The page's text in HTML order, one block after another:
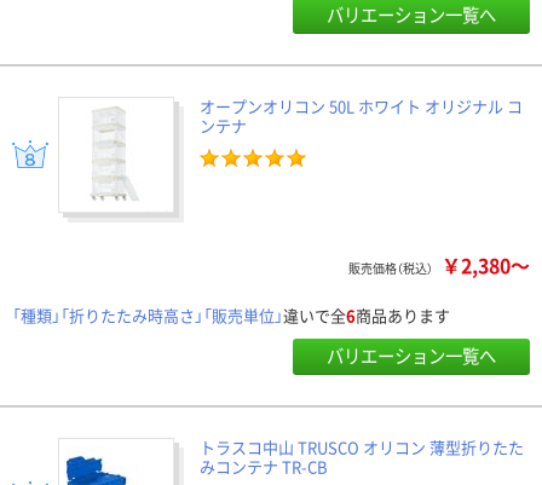
バリエーション一覧へ
オープンオリコン 50L ホワイト オリジナル コ
ンテナ
販売価格（税込） ￥2,380～
「種類」「折りたたみ時高さ」「販売単位」違いで全6商品あります
バリエーション一覧へ
トラスコ中山 TRUSCO オリコン 薄型折りたた
みコンテナ TR-CB